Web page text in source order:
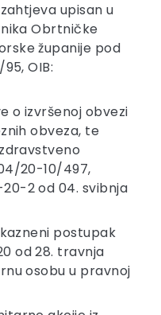
upisan u
Obrtničke
županije pod
OIB:
o izvršenoj obvezi
obveza, te
20-10/497,
20-2 od 04. svibnja
postupak
od 28. travnja
osobu u pravnoj